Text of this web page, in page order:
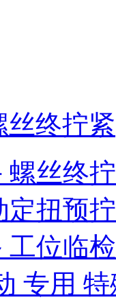
丝终拧紧
螺丝终
定扭预
工位临
专用 特